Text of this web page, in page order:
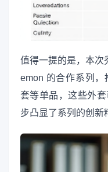
值得一提的是，本次
emon 的合作系列
套等单品，这些外
步凸显了系列的创新